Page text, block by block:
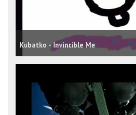
Kubatko - Invincible Me